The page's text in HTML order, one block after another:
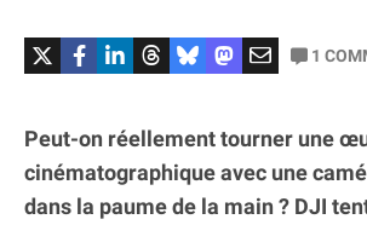
1
Peut-on réellement tourner une
cinématographique avec une
dans la paume de la main ? DJI